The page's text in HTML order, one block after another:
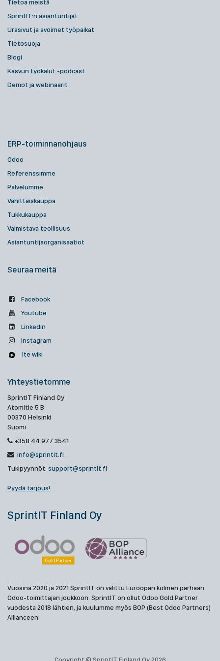
Tietoa meistä
SprintIT:n asiantuntijat
Urasivut ja avoimet työpaikat
Tietosuoja
Blogi
Kasvun työkalut -podcast
Demot ja webinaarit
ERP-toiminnanohjaus
Odoo
Referenssimme
Palvelumme
Vähittäiskauppa
Tukkukauppa
Valmistava teollisuus
Asiantuntijaorganisaatiot
Seuraa meitä
Facebook
Youtube
Linkedin
Instagram
Ite wiki
Yhteystietomme
SprintIT Finland Oy
Atomitie 5 B
00370 Helsinki
Suomi
+358 44 977 3541
info@sprintit.fi
Tukipyynnöt: support@sprintit.fi
Pyydä tarjous!
SprintIT Finland Oy
Vuosina 2020 ja 2021 SprintIT on valittu Euroopan kolmen parhaan
Odoo-toimittajan joukkoon. SprintIT on ollut Odoo Gold Partner
vuodesta 2018 lähtien, ja kuulumme myös BOP (Best Odoo Partners)
Allianceen.
Copyright © SprintIT Finland Oy 2026